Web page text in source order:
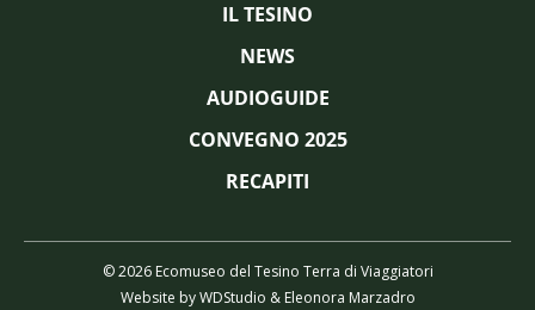
IL TESINO
NEWS
AUDIOGUIDE
CONVEGNO 2025
RECAPITI
© 2026 Ecomuseo del Tesino Terra di Viaggiatori
Website byWDStudio & Eleonora Marzadro